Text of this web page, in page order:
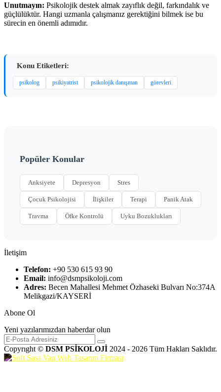
Unutmayın: Psikolojik destek almak zayıflık değil, farkındalık ve
güçlülüktür. Hangi uzmanla çalışmanız gerektiğini bilmek ise bu
sürecin en önemli adımıdır.
Konu Etiketleri:
psikolog psikiyatrist psikolojik danışman görevleri
Popüler Konular
Anksiyete Depresyon Stres
Çocuk Psikolojisi İlişkiler Terapi Panik Atak
Travma Öfke Kontrolü Uyku Bozuklukları
İletişim
Telefon: +90 530 615 93 90
Email: info@dsmpsikoloji.com
Adres: Becen Mahallesi Mehmet Özhaseki Bulvarı No:374A
Melikgazi/KAYSERİ
Abone Ol
Yeni yazılarımızdan haberdar olun
Copyrıght © DSM PSİKOLOJİ 2024 - 2026 Tüm Hakları Saklıdır.